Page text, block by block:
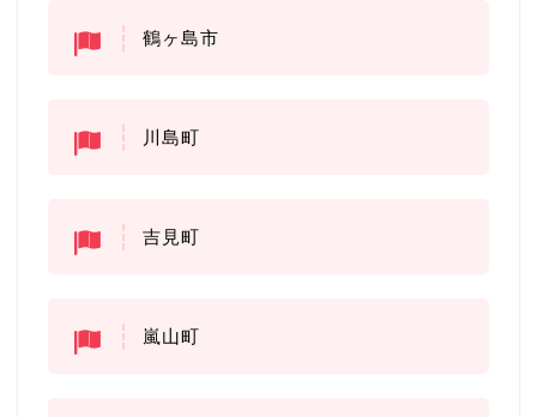
鶴ヶ島市
川島町
吉見町
嵐山町